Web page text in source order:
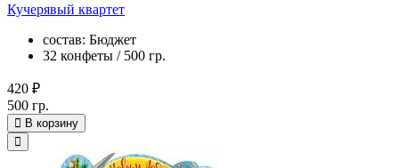
Кучерявый квартет
состав: Бюджет
32 конфеты / 500 гр.
420 ₽
500 гр.
В корзину